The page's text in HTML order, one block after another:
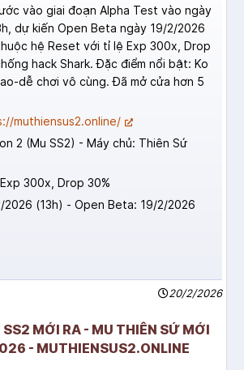
vào giai đoạn Alpha Test vào ngày
dự kiến Open Beta ngày 19/2/2026
hệ Reset với tỉ lệ Exp 300x, Drop
hack Shark. Đặc điểm nổi bật: Ko
dễ chơi vô cùng. Đã mở cửa hơn 5
muthiensus2.online/
2 (Mu SS2) - Máy chủ: Thiên Sứ
300x, Drop 30%
2026 (13h) - Open Beta: 19/2/2026
20/2/2026
MỚI RA - MU THIÊN SỨ MỚI
- MUTHIENSUS2.ONLINE